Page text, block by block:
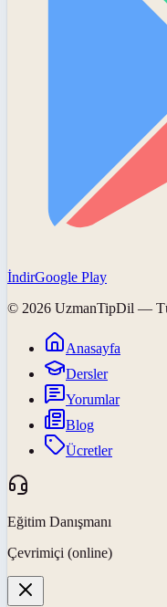
İndirGoogle Play
© 2026 UzmanTipDil —
Anasayfa
Dersler
Yorumlar
Blog
Ücretler
Eğitim Danışmanı
Çevrimiçi (online)